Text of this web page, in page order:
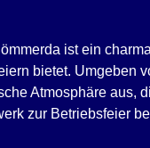
ist ein
bietet. Umgeben
Atmosphäre aus,
zur Betriebsfeier